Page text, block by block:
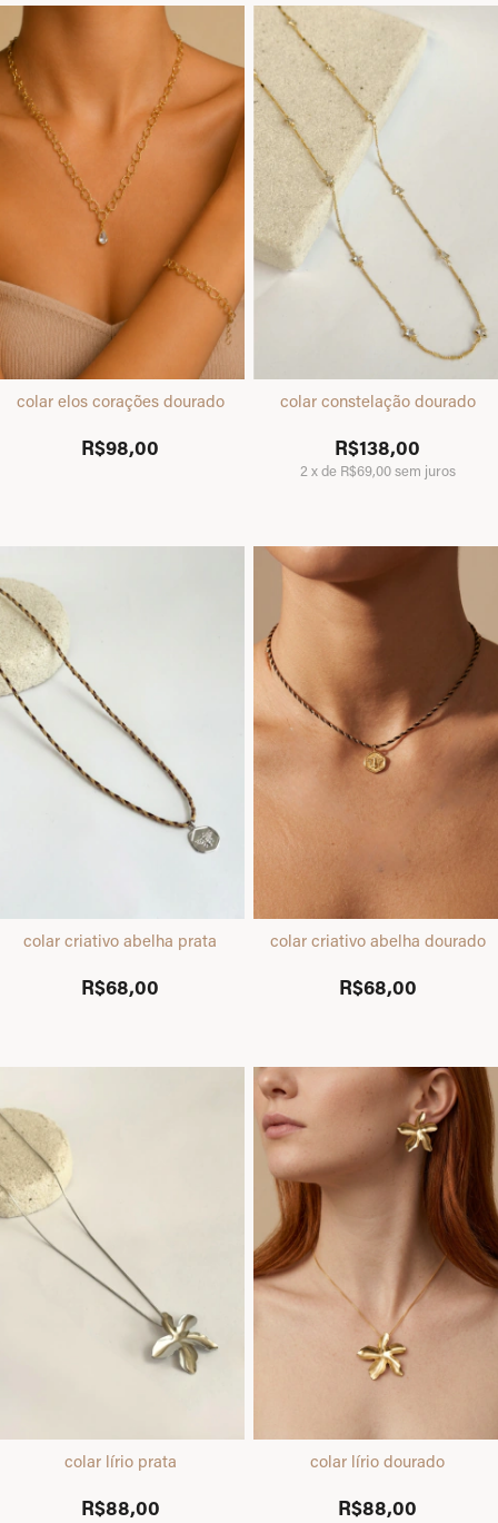
colar elos corações dourado
R$98,00
colar constelação dourado
R$138,00
2 xde R$69,00sem juros
colar criativo abelha prata
R$68,00
colar criativo abelha dourado
R$68,00
colar lírio prata
R$88,00
colar lírio dourado
R$88,00